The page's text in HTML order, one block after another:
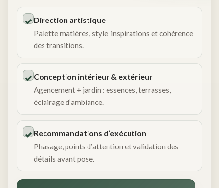
✓Direction artistique
Palette matières, style, inspirations et cohérence
des transitions.
✓Conception intérieur & extérieur
Agencement + jardin : essences, terrasses,
éclairage d’ambiance.
✓Recommandations d’exécution
Phasage, points d’attention et validation des
détails avant pose.